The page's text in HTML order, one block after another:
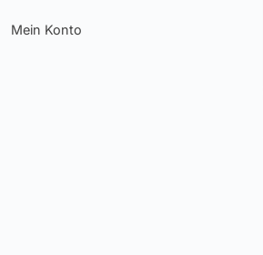
Mein Konto